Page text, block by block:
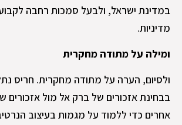
במדינת ישראל, ולבעל סמכות רחבה
מדיניות.
ומילה על מתודה מחקרית
ולסיום, הערה על מתודה מחקרית. חריס
בבחינת אזכורים של ברק אל מול אזכורים
אחרים כדי ללמוד על מגמות בעיצוב